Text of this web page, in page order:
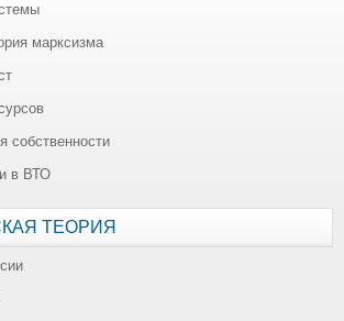
марксизма
собственности
в ВТО
ТЕОРИЯ